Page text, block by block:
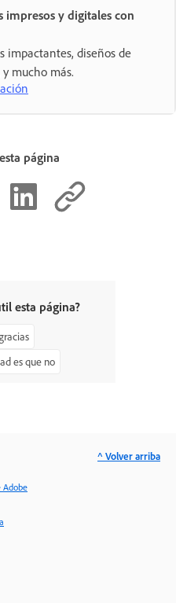
impresos y digitales con
impactantes, diseños de
mucho más.
página
esta página?
es que no
Adobe
^ Volver arriba